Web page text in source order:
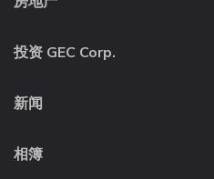
投资 GEC Corp.
新闻
相簿